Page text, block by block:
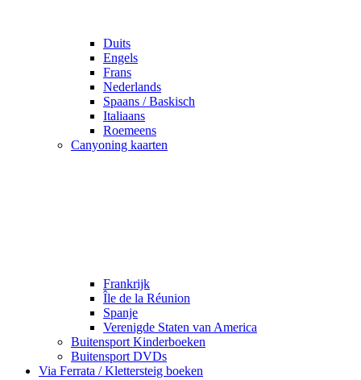
Duits
Engels
Frans
Nederlands
Spaans / Baskisch
Italiaans
Roemeens
Canyoning kaarten
Frankrijk
Île de la Réunion
Spanje
Verenigde Staten van America
Buitensport Kinderboeken
Buitensport DVDs
Via Ferrata / Klettersteig boeken